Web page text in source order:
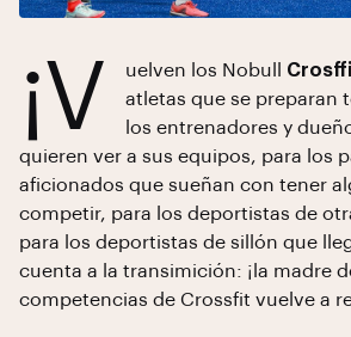
¡V uelven los Nobull
atletas que se preparan
los entrenadores y
quieren ver a sus equipos, para los
aficionados que sueñan con tener
competir, para los deportistas de
para los deportistas de sillón que
cuenta a la transimición: ¡la madre
competencias de Crossfit vuelve a